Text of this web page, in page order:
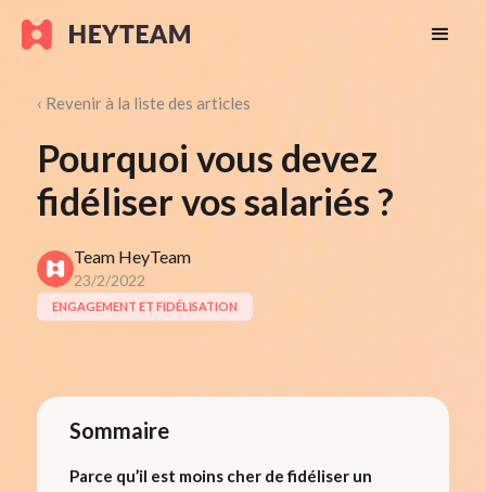
‹ Revenir à la liste des articles
Pourquoi vous devez
fidéliser vos salariés ?
Team HeyTeam
23/2/2022
ENGAGEMENT ET FIDÉLISATION
Sommaire
Parce qu’il est moins cher de fidéliser un